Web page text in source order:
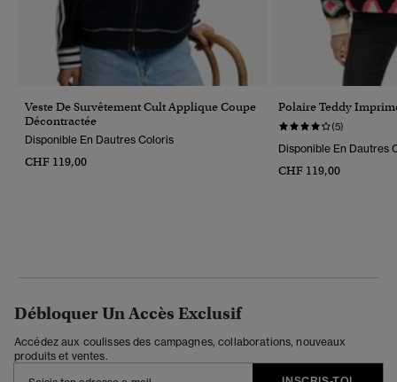
Veste De Survêtement Cult Applique Coupe
Décontractée
Disponible En Dautres Coloris
CHF 119,00
Polaire Teddy
(5)
Disponible En Dautres
CHF 119,00
Débloquer Un Accès Exclusif
Accédez aux coulisses des campagnes, collaborations, nouveaux
produits et ventes.